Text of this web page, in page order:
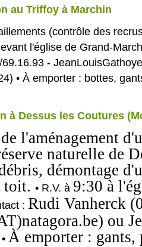
au Triffoy à Marchin
(contrôle des
l'église de Grand-
-
• À emporter : bottes,
à Dessus les Coutures
l'aménagement
naturelle de
démontage
toit. • R.V. à 9:30 à
: Rudi Vanherck
ou
• À emporter : gants,